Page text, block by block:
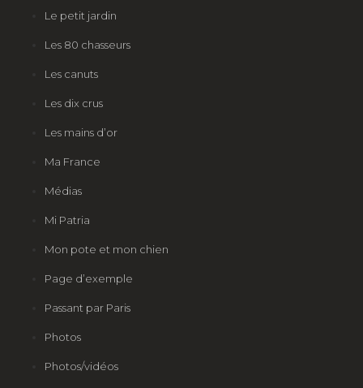
Le petit jardin
Les 80 chasseurs
Les canuts
Les dix crus
Les mains d’or
Ma France
Médias
Mi Patria
Mon pote et mon chien
Page d’exemple
Passant par Paris
Photos
Photos/vidéos